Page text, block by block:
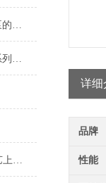
石家庄盘石泵业 ZJ系列渣浆泵的特点及其应用
石家庄盘石泵业有限公司 ZJ系列渣浆泵工作原理
石家庄盘石-渣浆泵结构和工艺上的几项改进
详细
品牌
性能